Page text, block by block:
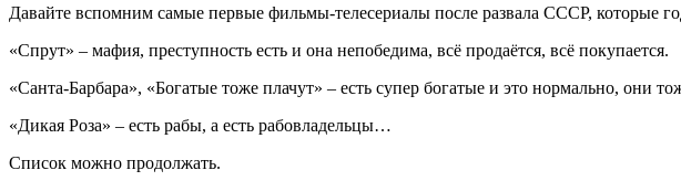
Давайте вспомним самые первые фильмы-телесериалы после развала СССР, которые
«Спрут» – мафия, преступность есть и она непобедима, всё продаётся, всё покупается.
«Санта-Барбара», «Богатые тоже плачут» – есть супер богатые и это нормально, они
«Дикая Роза» – есть рабы, а есть рабовладельцы…
Список можно продолжать.